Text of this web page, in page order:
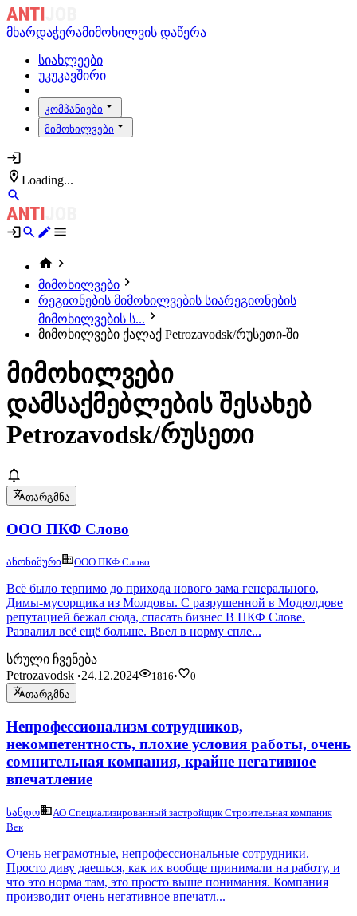
მხარდაჭერამიმოხილვის დაწერა
სიახლეები
უკუკავშირი
კომპანიები
მიმოხილვები
Loading...
მიმოხილვები
რეგიონების მიმოხილვების სიარეგიონების
მიმოხილვების ს...
მიმოხილვები ქალაქ Petrozavodsk/რუსეთი-ში
მიმოხილვები
დამსაქმებლების შესახებ
Petrozavodsk/რუსეთი
თარგმნა
ООО ПКФ Слово
ანონიმური ООО ПКФ Слово
Всё было терпимо до прихода нового зама генерального,
Димы-мусорщика из Молдовы. С разрушенной в Модюлдове
репутацией бежал сюда, спасать бизнес В ПКФ Слове.
Развалил всё ещё больше. Ввел в норму спле...
სრული ჩვენება
Petrozavodsk •24.12.2024 1816•
0
თარგმნა
Непрофессионализм сотрудников,
некомпетентность, плохие условия работы, очень
сомнительная компания, крайне негативное
впечатление
სანდო
АО Специализированный застройщик Строительная компания
Век
Очень неграмотные, непрофессиональные сотрудники.
Просто диву даешься, как их вообще принимали на работу, и
что это норма там, это просто выше понимания. Компания
производит очень негативное впечатл...